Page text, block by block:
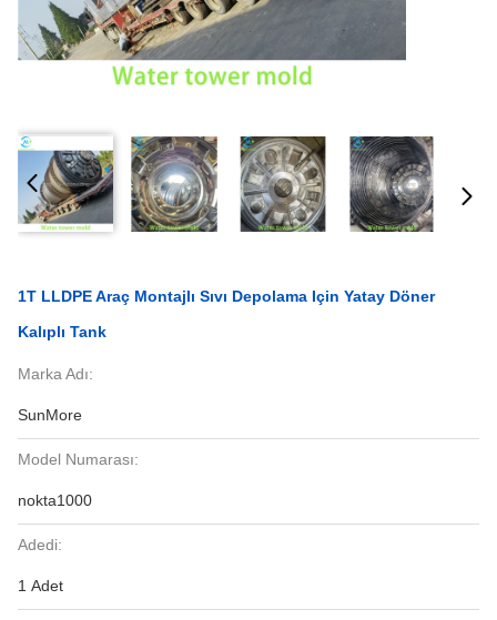
1T LLDPE Araç Montajlı Sıvı Depolama Için Yatay Döner
Kalıplı Tank
Marka Adı:
SunMore
Model Numarası:
nokta1000
Adedi:
1 Adet